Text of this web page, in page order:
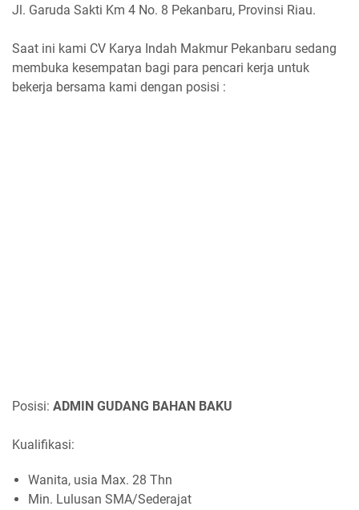
Jl. Garuda Sakti Km 4 No. 8 Pekanbaru, Provinsi Riau.
Saat ini kami CV Karya Indah Makmur Pekanbaru sedang
membuka kesempatan bagi para pencari kerja untuk
bekerja bersama kami dengan posisi :
Posisi: ADMIN GUDANG BAHAN BAKU
Kualifikasi:
Wanita, usia Max. 28 Thn
Min. Lulusan SMA/Sederajat